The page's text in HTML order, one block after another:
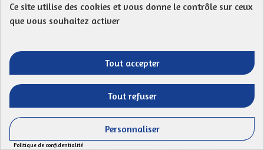
Préserver l'âme alsacienne
Mon Code postal (ex : 68 480) : Ma proposition
: Quels sont les grands défis pour l’Alsace de...
Ce site utilise des cookies et vous donne le contrôle sur ceux
que vous souhaitez activer
Tout accepter
Tout refuser
Personnaliser
Politique de confidentialité